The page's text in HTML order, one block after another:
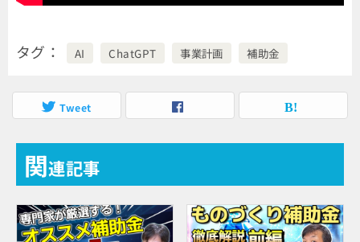
タグ AI ChatGPT 事業計画 補助金
Tweet
関連記事